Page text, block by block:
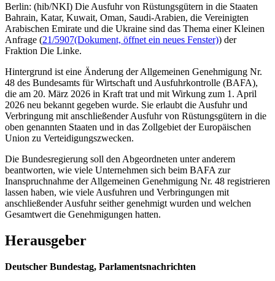
Berlin: (hib/NKI) Die Ausfuhr von Rüstungsgütern in die Staaten
Bahrain, Katar, Kuwait, Oman, Saudi-Arabien, die Vereinigten
Arabischen Emirate und die Ukraine sind das Thema einer Kleinen
Anfrage (21/5907(Dokument, öffnet ein neues Fenster)) der
Fraktion Die Linke.
Hintergrund ist eine Änderung der Allgemeinen Genehmigung Nr.
48 des Bundesamts für Wirtschaft und Ausfuhrkontrolle (BAFA),
die am 20. März 2026 in Kraft trat und mit Wirkung zum 1. April
2026 neu bekannt gegeben wurde. Sie erlaubt die Ausfuhr und
Verbringung mit anschließender Ausfuhr von Rüstungsgütern in die
oben genannten Staaten und in das Zollgebiet der Europäischen
Union zu Verteidigungszwecken.
Die Bundesregierung soll den Abgeordneten unter anderem
beantworten, wie viele Unternehmen sich beim BAFA zur
Inanspruchnahme der Allgemeinen Genehmigung Nr. 48 registrieren
lassen haben, wie viele Ausfuhren und Verbringungen mit
anschließender Ausfuhr seither genehmigt wurden und welchen
Gesamtwert die Genehmigungen hatten.
Herausgeber
Deutscher Bundestag, Parlamentsnachrichten